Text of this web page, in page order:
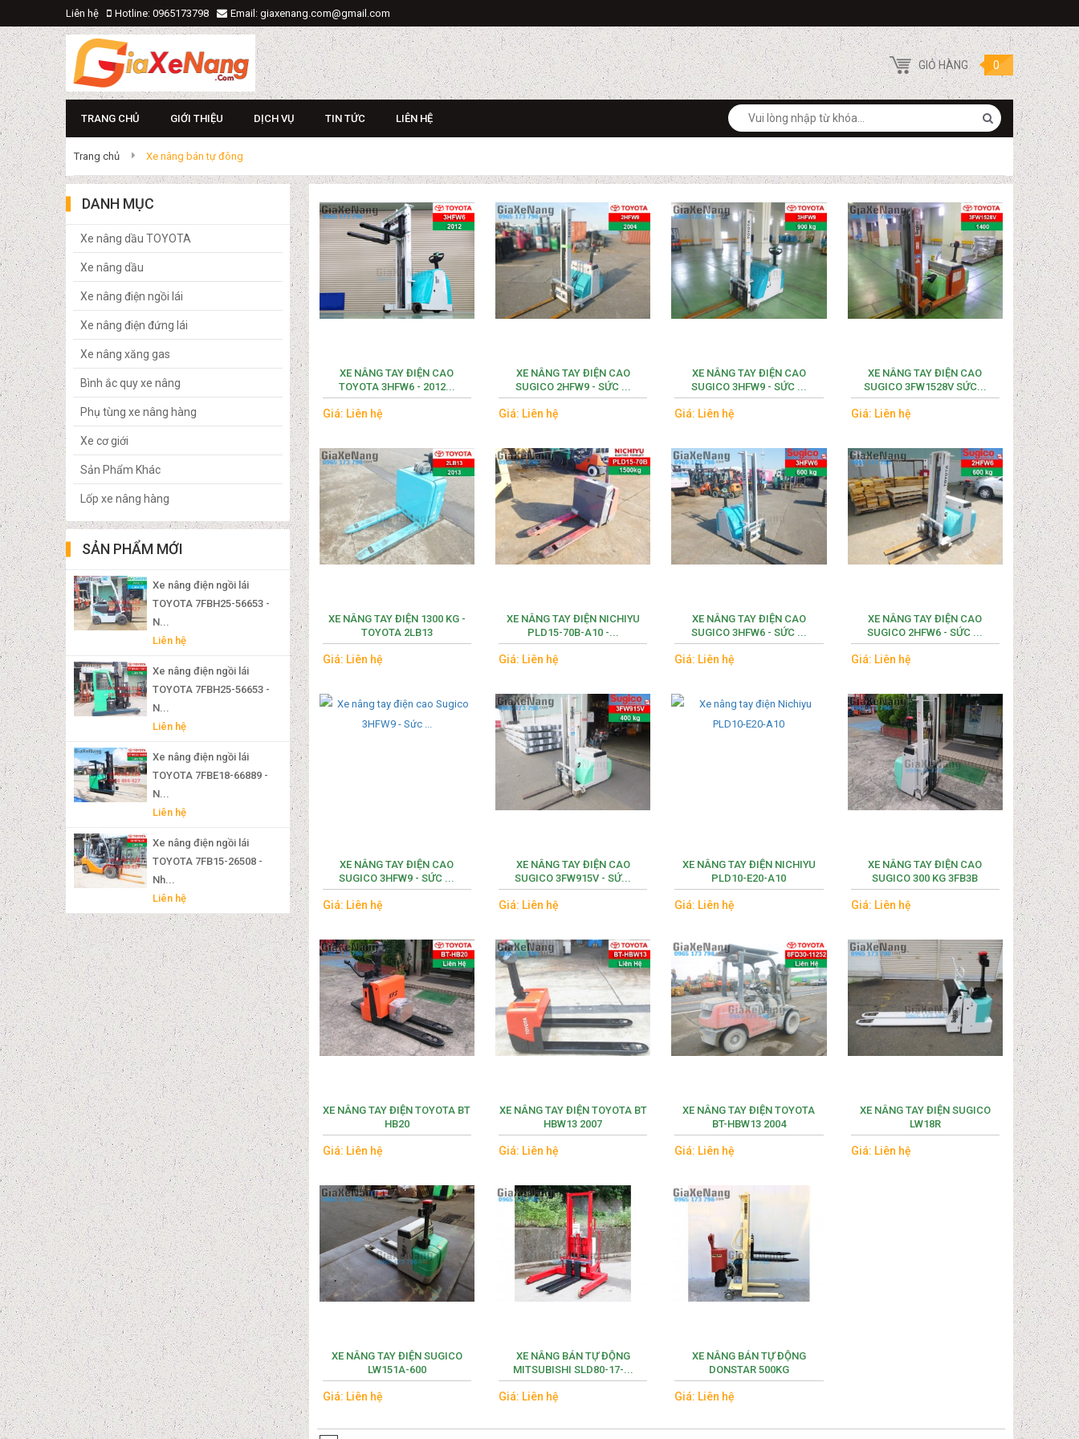
Liên hệ Hotline: 0965173798 Email: giaxenang.com@gmail.com
GIỎ HÀNG 0
TRANG CHỦ GIỚI THIỆU DỊCH VỤ TIN TỨC LIÊN HỆ
Trang chủ
Xe nâng bán tự đông
DANH MỤC
Xe nâng dầu TOYOTA
Xe nâng dầu
Xe nâng điện ngồi lái
Xe nâng điện đứng lái
Xe nâng xăng gas
Bình ắc quy xe nâng
Phụ tùng xe nâng hàng
Xe cơ giới
Sản Phẩm Khác
Lốp xe nâng hàng
SẢN PHẨM MỚI
Xe nâng điện ngồi lái
TOYOTA 7FBH25-56653 -
N...
Liên hệ
Xe nâng điện ngồi lái
TOYOTA 7FBH25-56653 -
N...
Liên hệ
Xe nâng điện ngồi lái
TOYOTA 7FBE18-66889 -
N...
Liên hệ
Xe nâng điện ngồi lái
TOYOTA 7FB15-26508 -
Nh...
Liên hệ
XE NÂNG TAY ĐIỆN CAO
TOYOTA 3HFW6 - 2012...
Giá: Liên hệ
XE NÂNG TAY ĐIỆN CAO
SUGICO 2HFW9 - SỨC ...
Giá: Liên hệ
XE NÂNG TAY ĐIỆN CAO
SUGICO 3HFW9 - SỨC ...
Giá: Liên hệ
XE NÂNG TAY ĐIỆN CAO
SUGICO 3FW1528V SỨC...
Giá: Liên hệ
XE NÂNG TAY ĐIỆN 1300 KG -
TOYOTA 2LB13
Giá: Liên hệ
XE NÂNG TAY ĐIỆN NICHIYU
PLD15-70B-A10 -...
Giá: Liên hệ
XE NÂNG TAY ĐIỆN CAO
SUGICO 3HFW6 - SỨC ...
Giá: Liên hệ
XE NÂNG TAY ĐIỆN CAO
SUGICO 2HFW6 - SỨC ...
Giá: Liên hệ
XE NÂNG TAY ĐIỆN CAO
SUGICO 3HFW9 - SỨC ...
Giá: Liên hệ
XE NÂNG TAY ĐIỆN CAO
SUGICO 3FW915V - SỨ...
Giá: Liên hệ
XE NÂNG TAY ĐIỆN NICHIYU
PLD10-E20-A10
Giá: Liên hệ
XE NÂNG TAY ĐIỆN CAO
SUGICO 300 KG 3FB3B
Giá: Liên hệ
XE NÂNG TAY ĐIỆN TOYOTA BT
HB20
Giá: Liên hệ
XE NÂNG TAY ĐIỆN TOYOTA BT
HBW13 2007
Giá: Liên hệ
XE NÂNG TAY ĐIỆN TOYOTA
BT-HBW13 2004
Giá: Liên hệ
XE NÂNG TAY ĐIỆN SUGICO
LW18R
Giá: Liên hệ
XE NÂNG TAY ĐIỆN SUGICO
LW151A-600
Giá: Liên hệ
XE NÂNG BÁN TỰ ĐỘNG
MITSUBISHI SLD80-17-...
Giá: Liên hệ
XE NÂNG BÁN TỰ ĐỘNG
DONSTAR 500KG
Giá: Liên hệ